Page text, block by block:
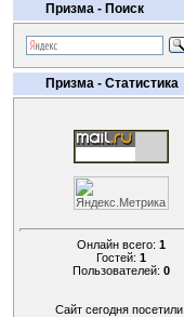
Призма - Поиск
Призма - Статистика
Онлайн всего: 1
Гостей: 1
Пользователей: 0
Сайт сегодня посетили: